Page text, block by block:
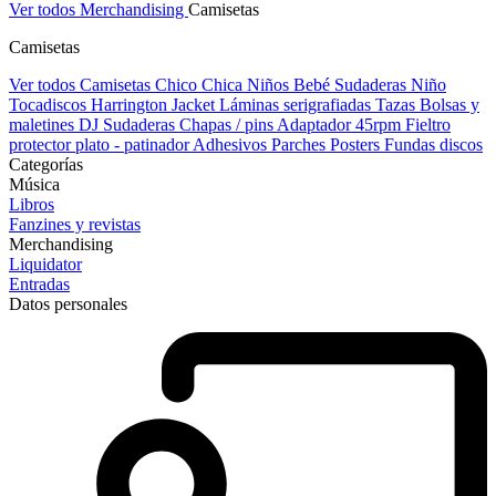
Ver todos Merchandising Camisetas
Camisetas
Ver todos Camisetas Chico Chica Niños Bebé Sudaderas Niño
Tocadiscos Harrington Jacket Láminas serigrafiadas Tazas Bolsas y
maletines DJ Sudaderas Chapas / pins Adaptador 45rpm Fieltro
protector plato - patinadorAdhesivos Parches Posters Fundas discos
Categorías
Música
Libros
Fanzines y revistas
Merchandising
Liquidator
Entradas
Datos personales